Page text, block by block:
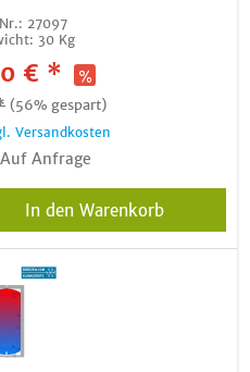
27097
30 Kg
€ *
(56% gespart)
Versandkosten
Anfrage
In den Warenkorb